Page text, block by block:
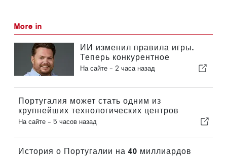
More in
ИИ изменил правила игры.
Теперь конкурентное
преимущество заключается в
На сайте - 2 часа назад
Португалия может стать одним из
крупнейших технологических центров
Европы.
На сайте - 5 часов назад
История о Португалии на 40 миллиардов